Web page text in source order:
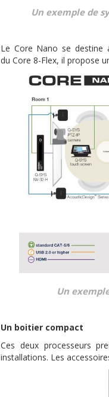
Un exemple de
Le Core Nano se destine
du Core 8-Flex, il propose
Un
Un boitier compact
Ces deux processeurs
installations. Les